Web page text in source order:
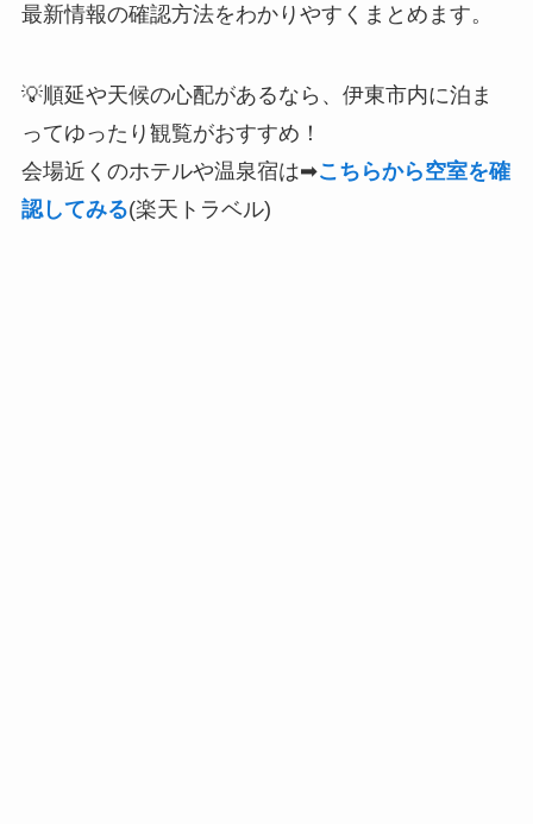
最新情報の確認方法をわかりやすくまとめます。
💡順延や天候の心配があるなら、伊東市内に泊ま
ってゆったり観覧がおすすめ！
会場近くのホテルや温泉宿は➡こちらから空室を確
認してみる(楽天トラベル)